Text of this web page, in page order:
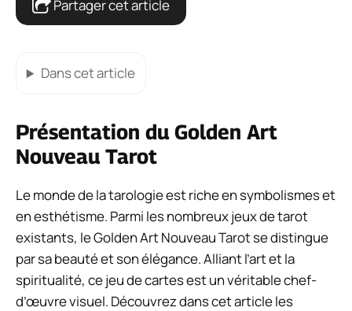
Partager cet article
Dans cet article
Présentation du Golden Art
Nouveau Tarot
Le monde de la tarologie est riche en symbolismes et
en esthétisme. Parmi les nombreux jeux de tarot
existants, le Golden Art Nouveau Tarot se distingue
par sa beauté et son élégance. Alliant l’art et la
spiritualité, ce jeu de cartes est un véritable chef-
d’œuvre visuel. Découvrez dans cet article les